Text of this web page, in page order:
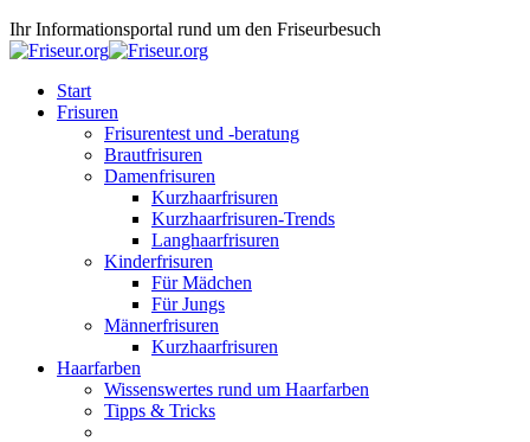
Ihr Informationsportal rund um den Friseurbesuch
Start
Frisuren
Frisurentest und -beratung
Brautfrisuren
Damenfrisuren
Kurzhaarfrisuren
Kurzhaarfrisuren-Trends
Langhaarfrisuren
Kinderfrisuren
Für Mädchen
Für Jungs
Männerfrisuren
Kurzhaarfrisuren
Haarfarben
Wissenswertes rund um Haarfarben
Tipps & Tricks